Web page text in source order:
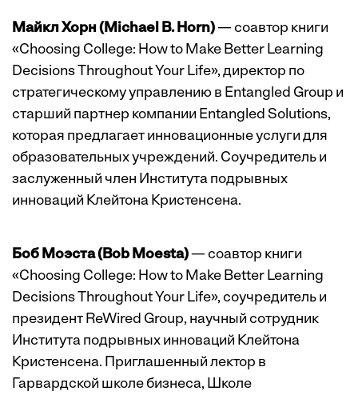
Майкл Хорн (Michael B. Horn)— соавтор книги
«Choosing College: How to Make Better Learning
Decisions Throughout Your Life», директор по
стратегическому управлению в Entangled Group и
старший партнер компании Entangled Solutions,
которая предлагает инновационные услуги для
образовательных учреждений. Соучредитель и
заслуженный член Института подрывных
инноваций Клейтона Кристенсена.
Боб Моэста (Bob Moesta)— соавтор книги
«Choosing College: How to Make Better Learning
Decisions Throughout Your Life», соучредитель и
президент ReWired Group, научный сотрудник
Института подрывных инноваций Клейтона
Кристенсена. Приглашенный лектор в
Гарвардской школе бизнеса, Школе